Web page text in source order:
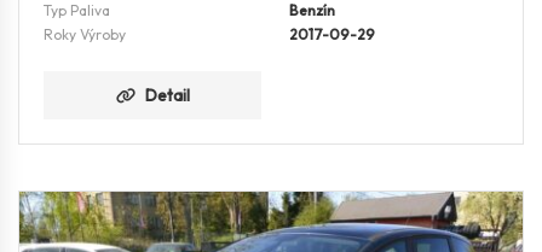
Typ Paliva
Benzín
Roky Výroby
2017-09-29
Detail